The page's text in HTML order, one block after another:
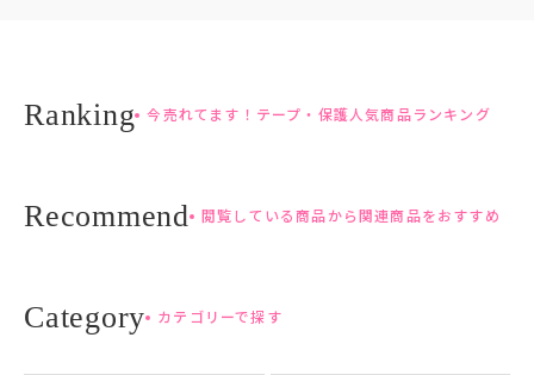
今売れてます！テープ・保護人気商品ランキング
閲覧している商品から関連商品をおすすめ
カテゴリーで探す